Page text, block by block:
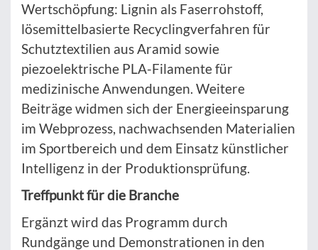
Wertschöpfung: Lignin als Faserrohstoff,
lösemittelbasierte Recyclingverfahren für
Schutztextilien aus Aramid sowie
piezoelektrische PLA-Filamente für
medizinische Anwendungen. Weitere
Beiträge widmen sich der Energieeinsparung
im Webprozess, nachwachsenden Materialien
im Sportbereich und dem Einsatz künstlicher
Intelligenz in der Produktionsprüfung.
Treffpunkt für die Branche
Ergänzt wird das Programm durch
Rundgänge und Demonstrationen in den